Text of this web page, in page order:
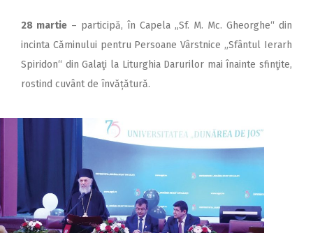
28 martie – participă, în Capela „Sf. M. Mc. Gheorghe“ din
incinta Căminului pentru Persoane Vârstnice „Sfântul Ierarh
Spiridon“ din Galaţi la Liturghia Darurilor mai înainte sfinţite,
rostind cuvânt de învățătură.